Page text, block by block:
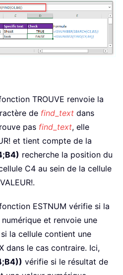
TROUVE renvoie la
de find_text dans
pas find_text, elle
et tient compte de la
recherche la position du
C4 au sein de la cellule
ESTNUM vérifie si la
et renvoie une
la cellule contient une
dans le cas contraire. Ici,
vérifie si le résultat de